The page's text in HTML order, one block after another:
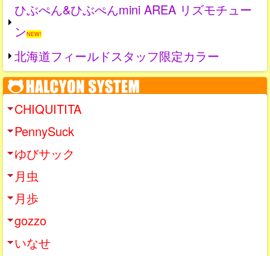
ひぶぺん&ひぶぺんmini AREA リズモチュー
ンNEW!
北海道フィールドスタッフ限定カラー
CHIQUITITA
PennySuck
ゆびサック
月虫
月歩
gozzo
いなせ